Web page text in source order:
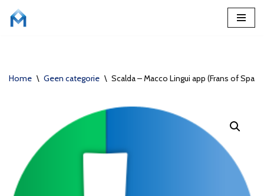
inhoud
Home \ Geen categorie \ Scalda – Macco Lingui app (Frans of